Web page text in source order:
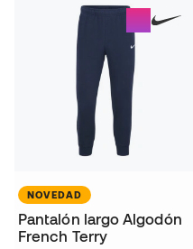
NOVEDAD
Pantalón largo Algodón
French Terry